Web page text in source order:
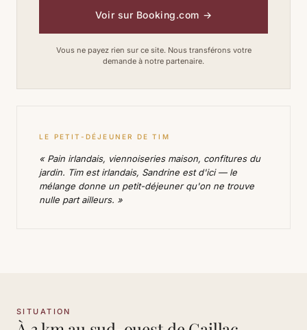
Voir sur Booking.com →
Vous ne payez rien sur ce site. Nous transférons votre
demande à notre partenaire.
LE PETIT-DÉJEUNER DE TIM
« Pain irlandais, viennoiseries maison, confitures du
jardin. Tim est irlandais, Sandrine est d'ici — le
mélange donne un petit-déjeuner qu'on ne trouve
nulle part ailleurs. »
SITUATION